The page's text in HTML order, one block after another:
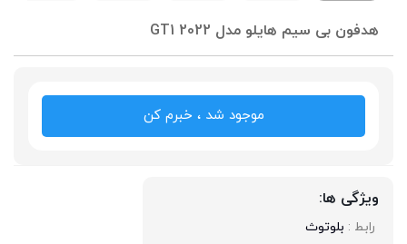
هدفون بی سیم هایلو مدل GT1 2022
موجود شد ، خبرم کن
ویژگی ها:
رابط : بلوتوث